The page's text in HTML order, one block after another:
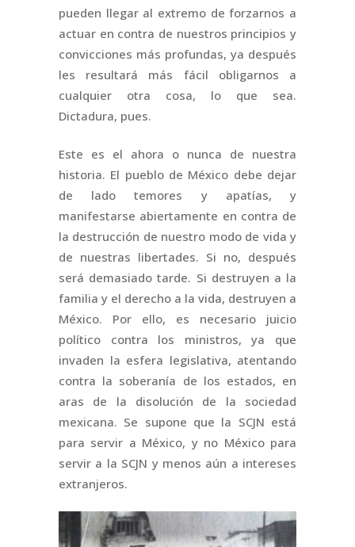
pueden llegar al extremo de forzarnos a
actuar en contra de nuestros principios y
convicciones más profundas, ya después
les resultará más fácil obligarnos a
cualquier otra cosa, lo que sea.
Dictadura, pues.
Este es el ahora o nunca de nuestra
historia. El pueblo de México debe dejar
de lado temores y apatías, y
manifestarse abiertamente en contra de
la destrucción de nuestro modo de vida y
de nuestras libertades. Si no, después
será demasiado tarde. Si destruyen a la
familia y el derecho a la vida, destruyen a
México. Por ello, es necesario juicio
político contra los ministros, ya que
invaden la esfera legislativa, atentando
contra la soberanía de los estados, en
aras de la disolución de la sociedad
mexicana. Se supone que la SCJN está
para servir a México, y no México para
servir a la SCJN y menos aún a intereses
extranjeros.